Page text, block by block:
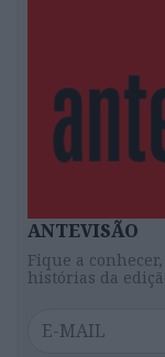
ANTEVISÃO
Fique a
histórias da